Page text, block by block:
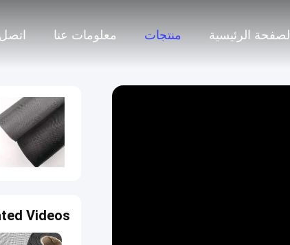
الصفحة الرئيسية منتجات معلومات عنا اتصل
Videos